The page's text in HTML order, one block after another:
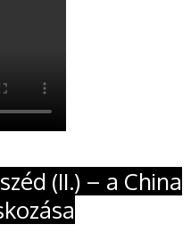
(II.) – a China